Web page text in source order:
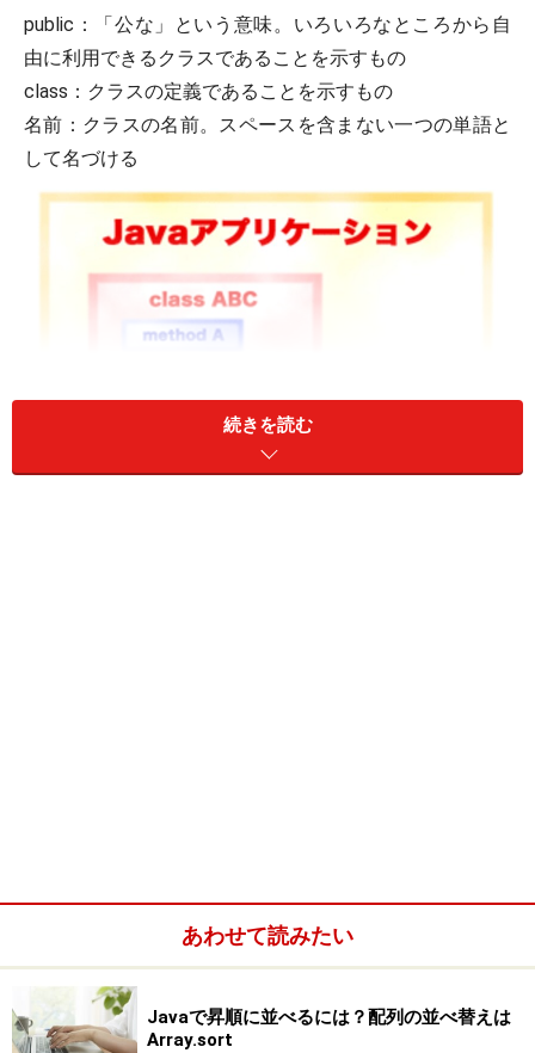
public：「公な」という意味。いろいろなところから自
由に利用できるクラスであることを示すもの
class：クラスの定義であることを示すもの
名前：クラスの名前。スペースを含まない一つの単語と
して名づける
「クラス」というのは、Javaの世界では、プログラムを
構成するためのもっとも小さな単位のようなものです。
続きを読む
あわせて読みたい
Javaで昇順に並べるには？配列の並べ替えは
Array.sort